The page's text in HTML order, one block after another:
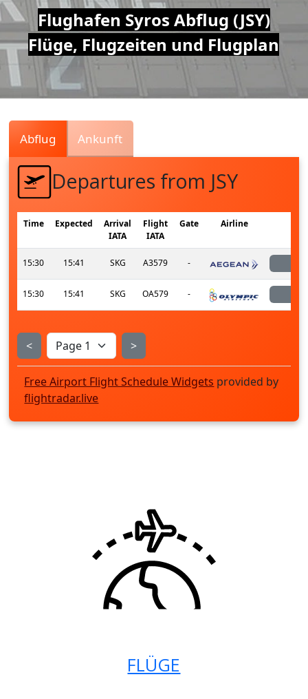
Air
Traffic
Live
Flughafen Syros Abflug (JSY)
Flüge, Flugzeiten und Flugplan
Abflug Ankunft
Departures from JSY
Time Expected
Arrival
IATA
Flight
IATA
Gate Airline
15:30 15:41 SKG A3579 -
15:30 15:41 SKG OA579 -
< >
Free Airport Flight Schedule Widgets provided by
flightradar.live
FLÜGE